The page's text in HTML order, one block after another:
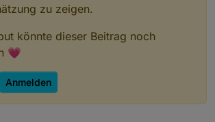
zu zeigen.
könnte dieser Beitrag noch
💗
Anmelden